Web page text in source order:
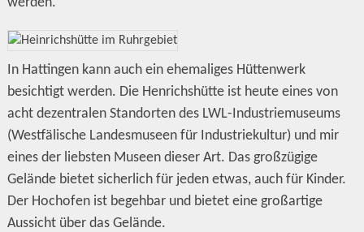
In Hattingen kann auch ein ehemaliges Hüttenwerk
besichtigt werden. Die Henrichshütte ist heute eines von
acht dezentralen Standorten des LWL-Industriemuseums
(Westfälische Landesmuseen für Industriekultur) und mir
eines der liebsten Museen dieser Art. Das großzügige
Gelände bietet sicherlich für jeden etwas, auch für Kinder.
Der Hochofen ist begehbar und bietet eine großartige
Aussicht über das Gelände.